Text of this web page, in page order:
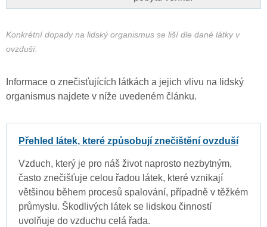
Konkrétní dopady na lidský organismus se liší dle dané látky v
ovzduší.
Informace o znečisťujících látkách a jejich vlivu na lidský
organismus najdete v níže uvedeném článku.
Přehled látek, které způsobují znečištění ovzduší
Vzduch, který je pro náš život naprosto nezbytným,
často znečišťuje celou řadou látek, které vznikají
většinou během procesů spalování, případně v těžkém
průmyslu. Škodlivých látek se lidskou činností
uvolňuje do vzduchu celá řada.